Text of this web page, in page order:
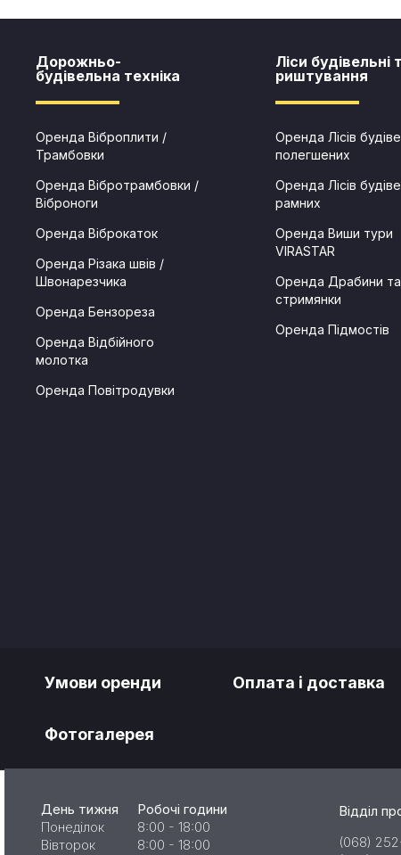
Дорожньо-
будівельна техніка
Оренда Віброплити /
Трамбовки
Оренда Вібротрамбовки /
Віброноги
Оренда Віброкаток
Оренда Різака швів /
Швонарезчика
Оренда Бензореза
Оренда Відбійного
молотка
Оренда Повітродувки
Ліси будівельні
риштування​​
Оренда Лісів
полегшених
Оренда Лісів
рамних
Оренда Виши тури
VIRASTAR
Оренда Драбини та
стримянки
Оренда Підмостів
Умови оренди Оплата і доставка
Фотогалерея
День тижня
Робочі години
Понеділок
8:00 - 18:00
Вівторок
8:00 - 18:00
Відділ
(068)